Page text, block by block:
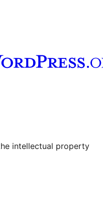
channel
Tumblr account
intellectual property